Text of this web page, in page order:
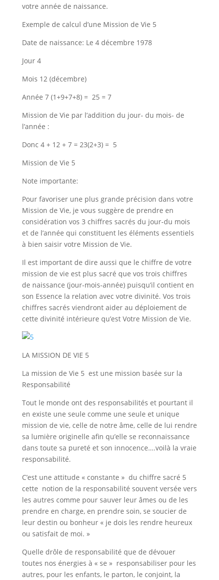
votre année de naissance.
Exemple de calcul d’une Mission de Vie 5
Date de naissance: Le 4 décembre 1978
Jour 4
Mois 12 (décembre)
Année 7 (1+9+7+8) = 25 = 7
Mission de Vie par l’addition du jour- du mois- de
l’année :
Donc 4 + 12 + 7 = 23(2+3) = 5
Mission de Vie 5
Note importante:
Pour favoriser une plus grande précision dans votre
Mission de Vie, je vous suggère de prendre en
considération vos 3 chiffres sacrés du jour-du mois
et de l’année qui constituent les éléments essentiels
à bien saisir votre Mission de Vie.
Il est important de dire aussi que le chiffre de votre
mission de vie est plus sacré que vos trois chiffres
de naissance (jour-mois-année) puisqu’il contient en
son Essence la relation avec votre divinité. Vos trois
chiffres sacrés viendront aider au déploiement de
cette divinité intérieure qu’est Votre Mission de Vie.
LA MISSION DE VIE 5
La mission de Vie 5 est une mission basée sur la
Responsabilité
Tout le monde ont des responsabilités et pourtant il
en existe une seule comme une seule et unique
mission de vie, celle de notre âme, celle de lui rendre
sa lumière originelle afin qu’elle se reconnaissance
dans toute sa pureté et son innocence….voilà la vraie
responsabilité.
C’est une attitude « constante » du chiffre sacré 5
cette notion de la responsabilité souvent versée vers
les autres comme pour sauver leur âmes ou de les
prendre en charge, en prendre soin, se soucier de
leur destin ou bonheur « je dois les rendre heureux
ou satisfait de moi. »
Quelle drôle de responsabilité que de dévouer
toutes nos énergies à « se » responsabiliser pour les
autres, pour les enfants, le parton, le conjoint, la